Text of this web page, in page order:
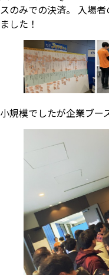
スのみでの決済。 入場
ました！
小規模でしたが企業ブー